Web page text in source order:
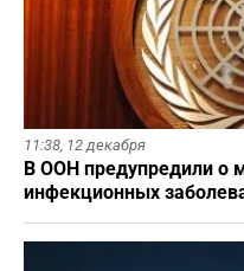
11:38, 12 декабря
В ООН предупредили о
инфекционных